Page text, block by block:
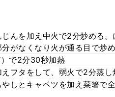
んを加え中火で2分炒める
がなくなり火が通る目で炒
で2分30秒加熱
フタをして、弱火で2分蒸し
しとキャベツを加え菜箸で